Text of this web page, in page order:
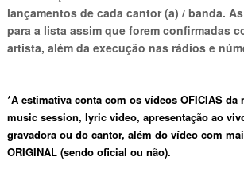
lançamentos de cada cantor (a) / banda.
para a lista assim que forem confirmadas
artista, além da execução nas rádios e
*A estimativaconta com os vídeos OFICIAS da
music session, lyric video, apresentação ao
gravadora ou do cantor, além do vídeo com
ORIGINAL (sendo oficial ou não).